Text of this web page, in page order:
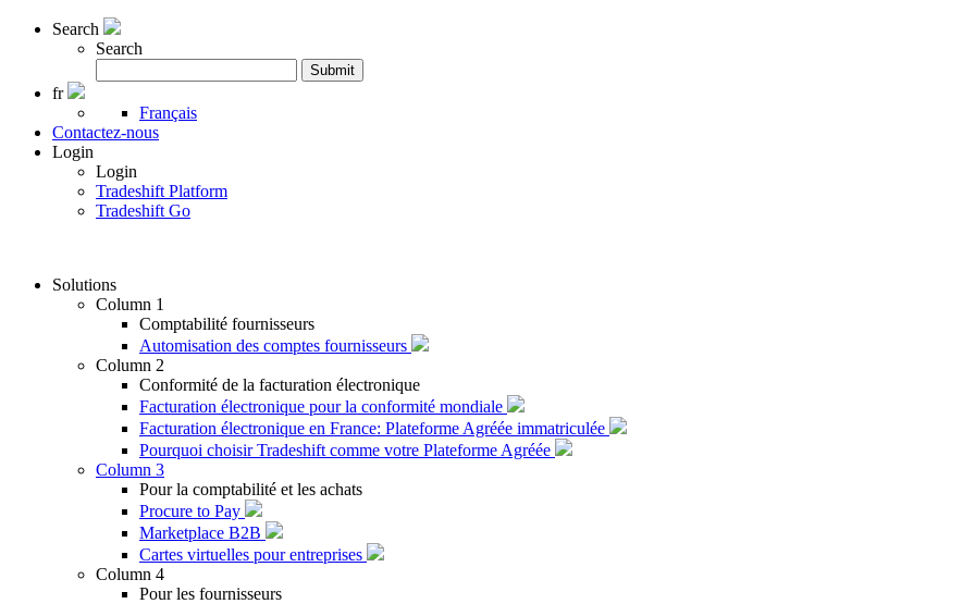
Search
Search
:
Submit
fr
Français
Contactez-nous
Login
Login
Tradeshift Platform
Tradeshift Go
Solutions
Column 1
Comptabilité fournisseurs
Automisation des comptes fournisseurs
Column 2
Conformité de la facturation électronique
Facturation électronique pour la conformité mondiale
Facturation électronique en France: Plateforme Agréée immatriculée
Pourquoi choisir Tradeshift comme votre Plateforme Agréée
Column 3
Pour la comptabilité et les achats
Procure to Pay
Marketplace B2B
Cartes virtuelles pour entreprises
Column 4
Pour les fournisseurs